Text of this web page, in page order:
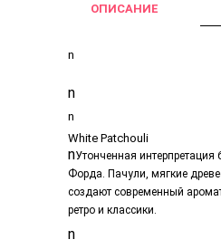
ОПИСАНИЕ
n
n
n
White Patchouli
nУтонченная
Форда. Пачули, мягкие
создают современный
ретро и классики.
n